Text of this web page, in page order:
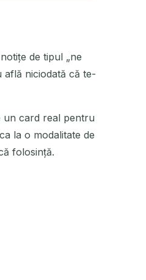
de tipul „ne
află niciodată că te-
un card real pentru
la o modalitate de
folosință.